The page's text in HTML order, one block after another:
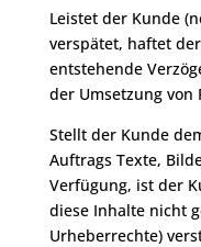
Leistet der Kunde
verspätet, haftet
entstehende
der Umsetzung von
Stellt der Kunde
Auftrags Texte,
Verfügung, ist der
diese Inhalte nicht
Urheberrechte)